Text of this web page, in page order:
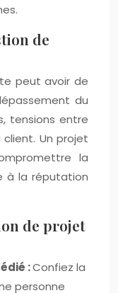
de
peut avoir de
du
tensions entre
Un projet
la
à la réputation
de projet
:Confiez la
personne